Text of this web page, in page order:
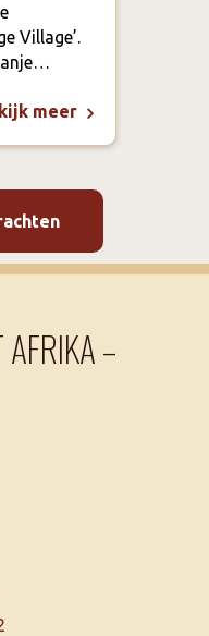
Village’.
meer
AFRIKA –